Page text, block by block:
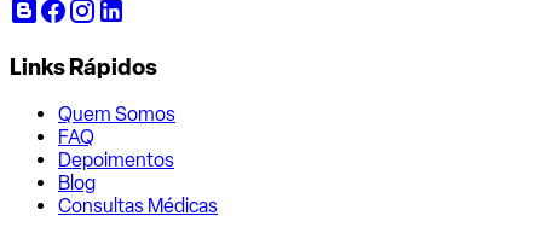
Links Rápidos
Quem Somos
FAQ
Depoimentos
Blog
Consultas Médicas